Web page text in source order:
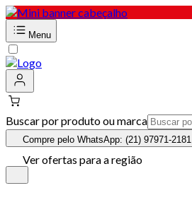
Menu
Buscar por produto ou marca
Compre pelo WhatsApp: (21) 97971-2181
Ver ofertas para a região